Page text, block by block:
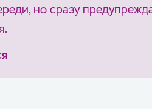
но сразу